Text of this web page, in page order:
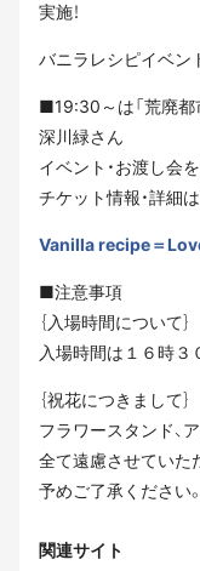
実施！
バニラレシピイベン
■19:30～は「荒廃都
深川緑さん
イベント・お渡し会
チケット情報・詳細
Vanilla recipe＝
■注意事項
｛入場時間について｝
入場時間は１６時３
｛祝花につきまして｝
フラワースタンド、
全て遠慮させていた
予めご了承ください。
関連サイト